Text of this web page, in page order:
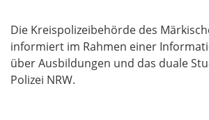
Die Kreispolizeibehörde des
informiert im Rahmen einer
über Ausbildungen und das duale
Polizei NRW.